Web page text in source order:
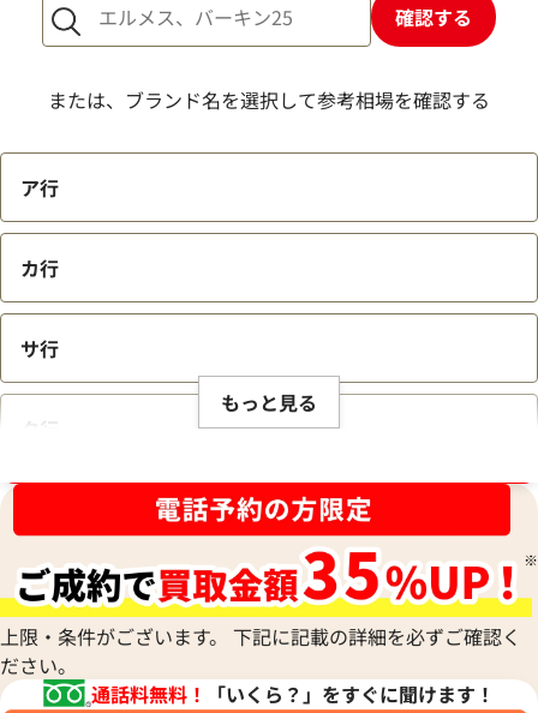
確認する
または、ブランド名を選択して参考相場を確認する
ア行
カ行
サ行
タ行
ハ行
マ行
もっと見る
上限・条件がございます。 下記に記載の詳細を必ずご確認く
ださい。
通話料無料！
「いくら？」をすぐに聞けます！